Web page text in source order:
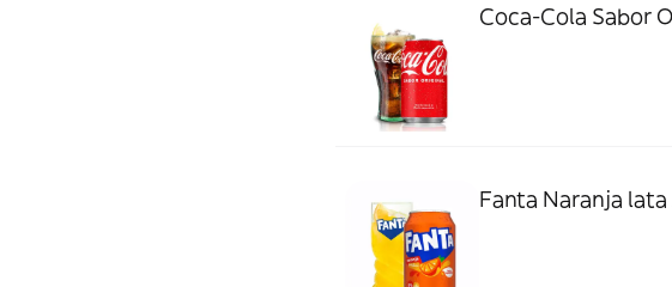
Coca-Cola Sabor
Fanta Naranja